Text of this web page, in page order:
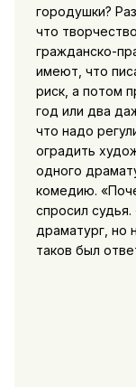
городушки?
что
гражданско-
имеют, что
риск, а потом
год или два
что надо
оградить
одного
комедию.
спросил
драматург, но
таков был